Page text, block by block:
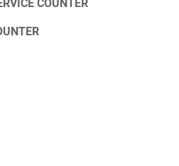
COUNTER